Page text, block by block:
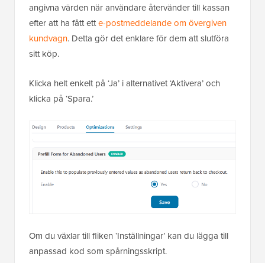
angivna värden när användare återvänder till kassan
efter att ha fått ette-postmeddelande om övergiven
kundvagn. Detta gör det enklare för dem att slutföra
sitt köp.
Klicka helt enkelt på ‘Ja’ i alternativet ‘Aktivera’ och
klicka på ‘Spara.’
Om du växlar till fliken ‘Inställningar’ kan du lägga till
anpassad kod som spårningsskript.